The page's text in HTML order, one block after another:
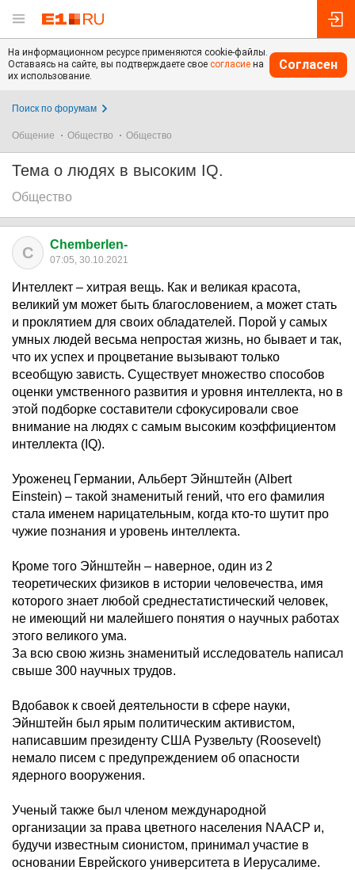
На информационном ресурсе применяются cookie-файлы.
Оставаясь на сайте, вы подтверждаете свое согласие на
их использование.
Согласен
Поиск по форумам
Общение Общество Общество
Тема о людях в высоким IQ.
Общество
C Chemberlen-
07:05, 30.10.2021
Интеллект – хитрая вещь. Как и великая красота,
великий ум может быть благословением, а может стать
и проклятием для своих обладателей. Порой у самых
умных людей весьма непростая жизнь, но бывает и так,
что их успех и процветание вызывают только
всеобщую зависть. Существует множество способов
оценки умственного развития и уровня интеллекта, но в
этой подборке составители сфокусировали свое
внимание на людях с самым высоким коэффициентом
интеллекта (IQ).
Уроженец Германии, Альберт Эйнштейн (Albert
Einstein) – такой знаменитый гений, что его фамилия
стала именем нарицательным, когда кто-то шутит про
чужие познания и уровень интеллекта.
Кроме того Эйнштейн – наверное, один из 2
теоретических физиков в истории человечества, имя
которого знает любой среднестатистический человек,
не имеющий ни малейшего понятия о научных работах
этого великого ума.
За всю свою жизнь знаменитый исследователь написал
свыше 300 научных трудов.
Вдобавок к своей деятельности в сфере науки,
Эйнштейн был ярым политическим активистом,
написавшим президенту США Рузвельту (Roosevelt)
немало писем с предупреждением об опасности
ядерного вооружения.
Ученый также был членом международной
организации за права цветного населения NAACP и,
будучи известным сионистом, принимал участие в
основании Еврейского университета в Иерусалиме.